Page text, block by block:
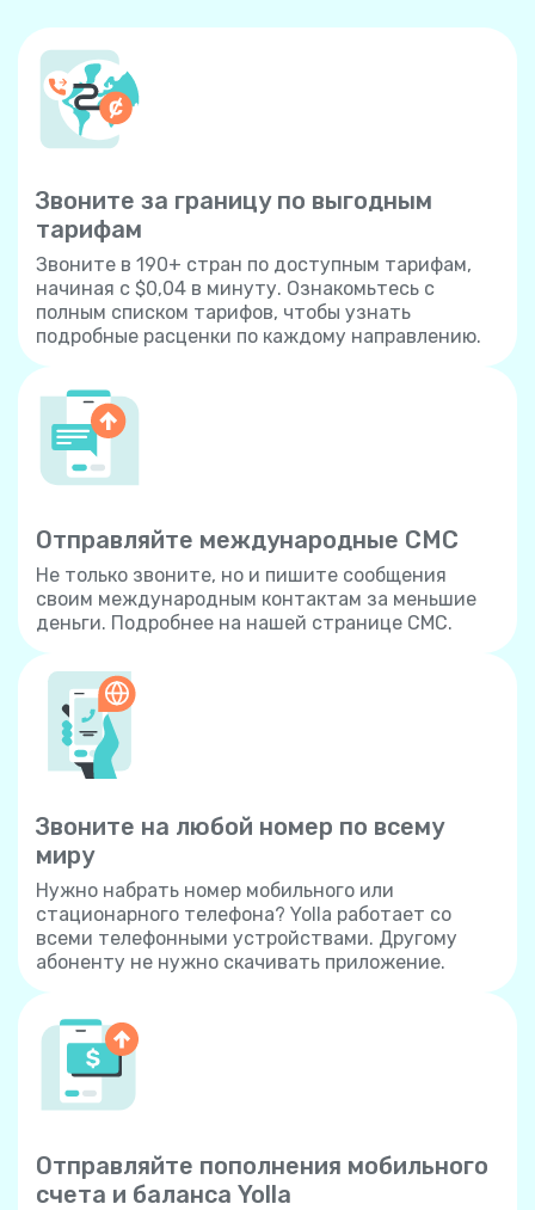
Звоните за границу по выгодным
тарифам
Звоните в 190+ стран по доступным тарифам,
начиная с $0,04 в минуту. Ознакомьтесь с
полным списком тарифов, чтобы узнать
подробные расценки по каждому направлению.
Отправляйте международные СМС
Не только звоните, но и пишите сообщения
своим международным контактам за меньшие
деньги. Подробнее на нашей странице СМС.
Звоните на любой номер по всему
миру
Нужно набрать номер мобильного или
стационарного телефона? Yolla работает со
всеми телефонными устройствами. Другому
абоненту не нужно скачивать приложение.
Отправляйте пополнения мобильного
счета и баланса Yolla